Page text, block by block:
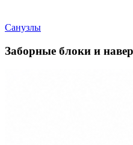
Санузлы
Заборные блоки и